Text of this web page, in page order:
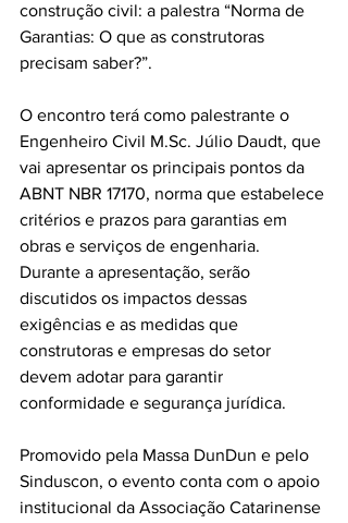
construção civil: a palestra “Norma de
Garantias: O que as construtoras
precisam saber?”.
O encontro terá como palestrante o
Engenheiro Civil M.Sc. Júlio Daudt, que
vai apresentar os principais pontos da
ABNT NBR 17170, norma que estabelece
critérios e prazos para garantias em
obras e serviços de engenharia.
Durante a apresentação, serão
discutidos os impactos dessas
exigências e as medidas que
construtoras e empresas do setor
devem adotar para garantir
conformidade e segurança jurídica.
Promovido pela Massa DunDun e pelo
Sinduscon, o evento conta com o apoio
institucional da Associação Catarinense